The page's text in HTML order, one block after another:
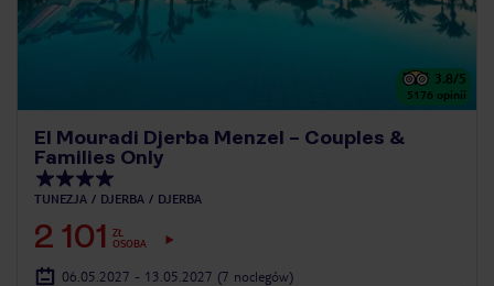
3.8/5
5176 opinii
El Mouradi Djerba Menzel – Couples &
Families Only
TUNEZJA DJERBA DJERBA
2 101
ZŁ
OSOBA
06.05.2027 - 13.05.2027 (7 noclegów)